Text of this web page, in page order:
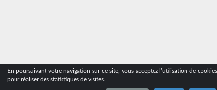
En poursuivant votre navigation sur ce site, vous acceptez l’utilisation de cookies
pour réaliser des statistiques de visites.